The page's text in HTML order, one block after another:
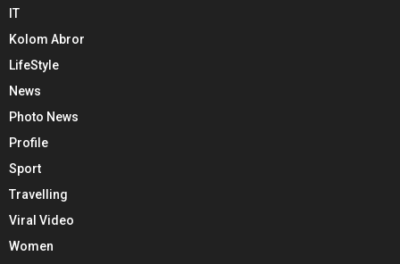
IT
Kolom Abror
LifeStyle
News
Photo News
Profile
Sport
Travelling
Viral Video
Women